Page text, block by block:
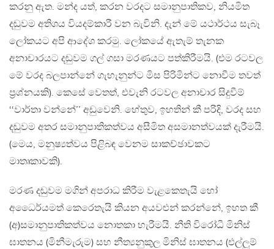
කරනු ඇත. මන්ද යත්, කරන වරදට සමානුපාතිකව, නියමිත
දඬුවම අතිශය වියදම්කාරී වන බැවිනි. දැන් මේ යථාර්ථය සැබෑ
ලෝකයට අපි ආදේශ කරමු. ලෝකයේ ඇතැම් තැනක
අනාචාරයට දඬුවම ගල් ගසා මරණයට පත්කිරීමයි. (එම රටවල
මේ වරද බලපාන්නේ ගැහැනුන්ට මිස පිරිමින්ට නොවීම තවත්
ප‍්‍රශ්නයකි). කෙසේ වෙතත්, එවැනි රටවල අනාචාර සිදුවීම්
‘‘වාර්තා වන්නේ’’ අඩුවෙනි. හේතුව, ඉහතින් කී පරිදි, වරද සහ
දඬුවම අතර සමානුපාතිකත්වය අසීමිත අසමානත්වයක් දැරීමයි.
(මෙය, මනුෂ්‍යත්වය පිළිබඳ වෙනම සාකච්ඡාවකට
මාතෘකාවකි).
මරණ දඬුවම මගින් අපරාධ කිරීම වැළකෙතැයි හෝ
අධෛර්යමත් කෙරෙතැයි කියන අයවළුන් කරන්නේ, ඉහත කී
(අ)සමානුපාතිකත්වය නොතකා හැරීමයි. නීති විරෝධී මිනිස්
ඝාතනය (මිනීමැරුම) සහ නීත්‍යනුකුල මිනිස් ඝාතනය (එල්ලුම්